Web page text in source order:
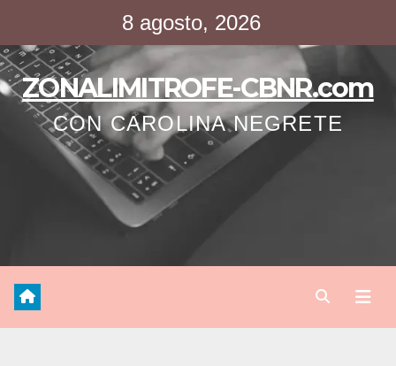
contenido
8 agosto, 2026
ZONALIMITROFE-CBNR.com
CON CAROLINA NEGRETE